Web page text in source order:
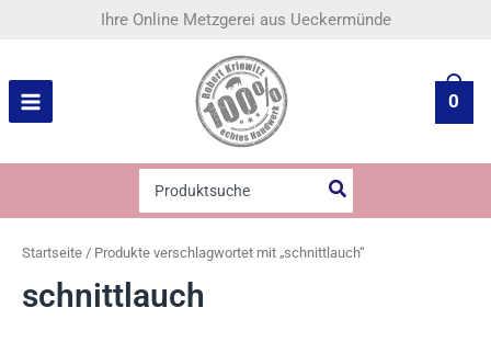
Ihre Online Metzgerei aus Ueckermünde
0
for:
Startseite / Produkte verschlagwortet mit „schnittlauch“
schnittlauch
Beliebtheit